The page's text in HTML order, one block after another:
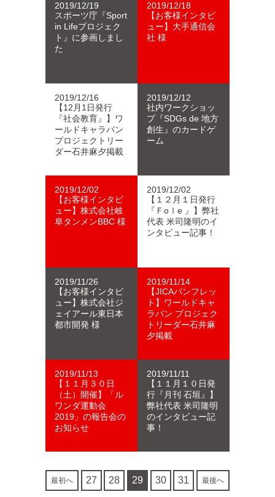
2019/12/19
スポーツ庁『Sport
in Lifeプロジェク
ト』に参画しまし
た
2019/12/18
【お客様インタビ
ュー】大手通信会
社 様
2019/12/16
【12月1日発行
『社会教育』】ワ
ールドキャラバン
プロジェクトリー
ダー石井麻夕掲載
2019/12/12
社内ワークショッ
プ『SDGs de 地方
創生』のカードゲ
ーム
2019/12/02
【お客様インタビ
ュー】株式会社岐
阜タンメンBBC 様
2019/12/02
【１２月１日発行
『Ｆoｌe 』】弊社
代表 米司隆明のイ
ンタビュー記事！
2019/11/26
【お客様インタビ
ュー】株式会社ジ
ェイアール東日本
都市開発 様
2019/11/14
【JICAパンフレッ
ト】ワールドキャ
ラバン プロジェク
トリーダー石井麻
夕掲載
2019/11/13
【１１月３０日
（土）開催】「ル
ワンダ運動会
2019」の報告会の
お知らせ
2019/11/11
【１１月１０日発
行『月刊 石垣』】
弊社代表 米司隆明
のインタビュー記
事！
最初へ 27 28 29 30 31 最後へ